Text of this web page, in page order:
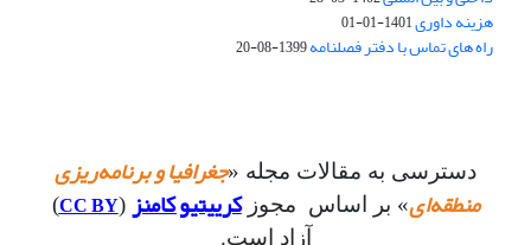
هزینه داوری1401-01-01
راه های تماس با دفتر فصلنامه1399-08-20
دسترسی به مقالات مجله «جغرافیا و برنامه‌ریزی
منطقه‌ای» بر اساس مجوزکرییتیو کامنز (
CC BY
)
آزاد است.